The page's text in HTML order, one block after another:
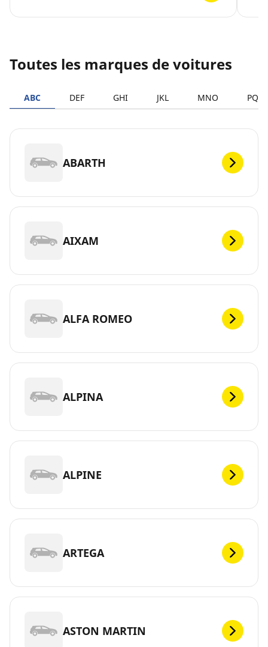
Toutes les marques de voitures
ABC DEF GHI JKL MNO PQRS
ABARTH
AIXAM
ALFA ROMEO
ALPINA
ALPINE
ARTEGA
ASTON MARTIN